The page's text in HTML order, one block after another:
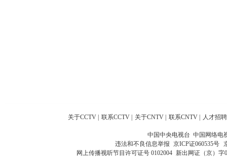
关于CCTV 联系CCTV 关于CNTV 联系CNTV 人才招聘
中国中央电视台 中国网络电
违法和不良信息举报 京ICP证060535号
网上传播视听节目许可证号 0102004 新出网证（京）